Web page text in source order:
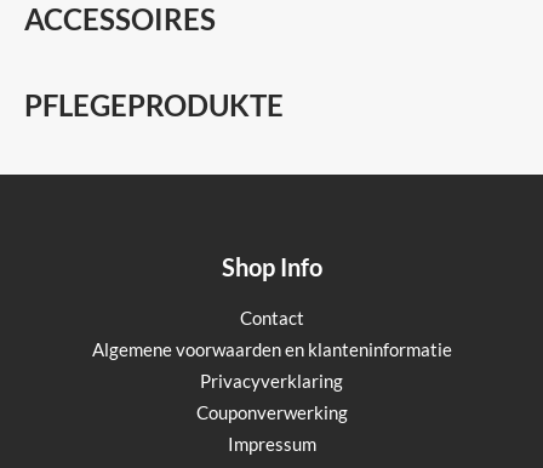
ACCESSOIRES
PFLEGEPRODUKTE
Shop Info
Contact
Algemene voorwaarden en klanteninformatie
Privacyverklaring
Couponverwerking
Impressum